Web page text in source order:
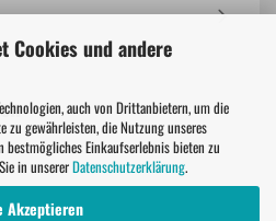
Cookies und andere
auch von Drittanbietern, um die
zu gewährleisten, die Nutzung unseres
bestmögliches Einkaufserlebnis bieten zu
in unsererDatenschutzerklärung.
Akzeptieren